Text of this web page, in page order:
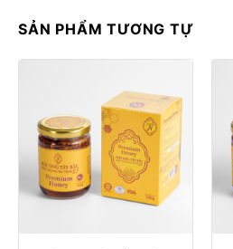
SẢN PHẨM TƯƠNG TỰ